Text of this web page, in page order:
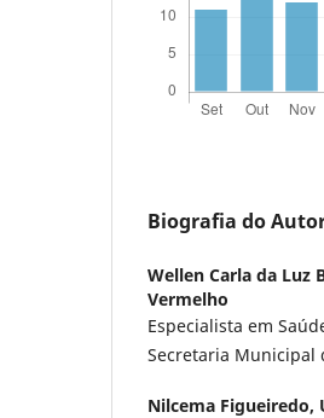
Biografia do
Wellen Carla da Luz
Vermelho
Especialista em
Secretaria Municipal
Nilcema Figueiredo,